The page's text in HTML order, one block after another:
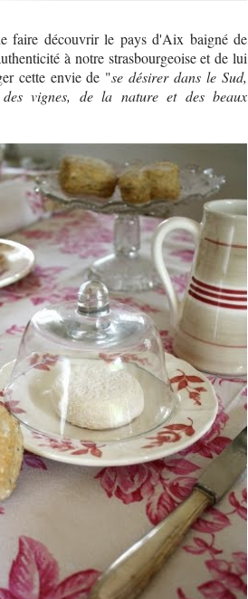
faire découvrir le pays d'Aix baigné de
à notre strasbourgeoise et de lui
cette envie de "se désirer dans le Sud,
vignes, de la nature et des beaux